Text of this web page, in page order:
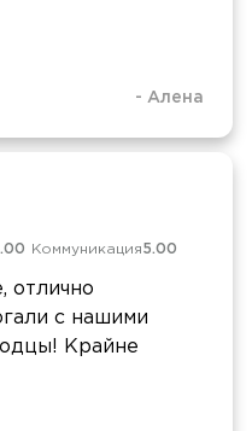
- Алена
Коммуникация5.00
отлично
с нашими
Крайне